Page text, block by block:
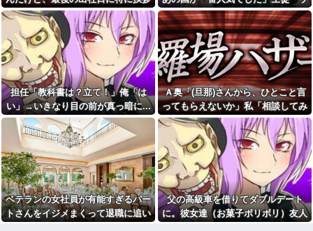
業。連絡くれてもいいのに
小６娘が家のこと何もしてく
れてなくて動画ばかり見てる。
その姿が情けなくて...
初カノの女とそのまま結婚。
自分を愛した女が「他の男に抱
かれてた」事実を知った俺、辛
すぎる
私「そのマンガ面白い？」友
達「読めばわかるよ」→感想を
聞きたかっただけなのに話が噛
み合わなくて…
【画像】のり弁の価格、庶民
には届かなくなってしまう
一人っ子母子家庭育ちワイ(26)
無職の母親が再婚するらしくて
驚愕
【画像】付き合いたて彼女
「ごめーんちょびっツ散らかっ
てるけど上がって～！」←お前
囲に暴露していて気持ち悪すぎ
た
高校の夏休みに両親いない日
に家に泊めた仲良しの子と成り
行きで百合な関係に。卒業して
別々の大学になり彼女に彼が出
来た。私はショックで…
久しぶりに地元の同窓会に行
ったら、私を見た瞬間何人かが
固まった。「え、生きてたの？｣
幼稚園からお花をやっている
私の活けた花を、義兄嫁がボロ
クソにけなした
子供を外遊びさせていると。
一昨日と今日同じ女の子に話し
かけられ...
今でも「日本が世界トップ」
なものって何がある？
青雲のCMソングをちいかわの
劇中歌だと思っていた模様
も菓子折りもなにもなく...
ソだ！沖縄や北海道が人気だっ
た！」→トンデモナイことに・・・
担任「教科書は？立て！」俺「は
い」→いきなり目の前が真っ暗に...
Ａ奥「(旦那)さんから、ひとこと言
ってもらえないか」私「相談してみ
る」→ 人がおかしくなった瞬間を目
の前で見て...
ベテランの女社員が有能すぎるパー
トさんをイジメまくって退職に追い
父の高級車を借りてダブルデート
に。彼女達（お菓子ボリボリ）友人